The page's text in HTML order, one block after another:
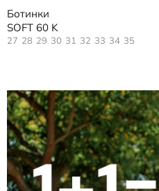
Ботинки
SOFT 60 K
27 28 29 30 31 32 33 34 35